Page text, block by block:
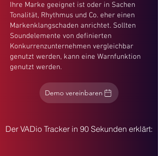
Ihre Marke geeignet ist oder in Sachen
Tonalität, Rhythmus und Co. eher einen
Markenklangschaden anrichtet. Sollten
Soundelemente von definierten
Konkurrenzunternehmen vergleichbar
genutzt werden, kann eine Warnfunktion
genutzt werden.
Demo vereinbaren
Der VADio Tracker in 90 Sekunden erklärt: